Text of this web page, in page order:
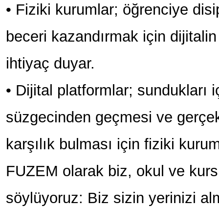
• Fiziki kurumlar; öğrenciye
beceri kazandırmak için
ihtiyaç duyar.
• Dijital platformlar; sundukları
süzgecinden geçmesi ve
karşılık bulması için fiziki
FUZEM olarak biz, okul ve
söylüyoruz: Biz sizin yerinizi